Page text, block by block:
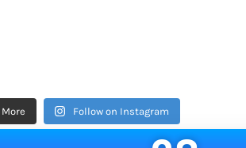
More Follow on Instagram